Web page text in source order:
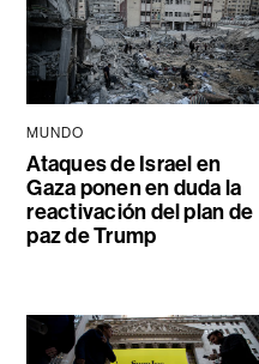
MUNDO
Ataques de Israel en
Gaza ponen en duda la
reactivación del plan de
paz de Trump